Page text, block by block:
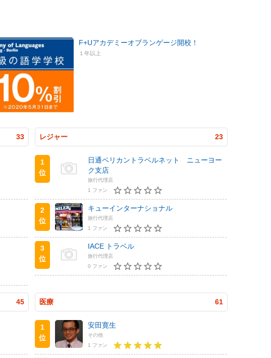
F+Uアカデミーオブランゲージ開校！
１年以上
33 レジャー 23
1
位
日通ペリカントラベルネット ニューヨー
ク支店
旅行代理店
1 ファン
2
位
キューインターナショナル
旅行代理店
1 ファン
3
位
IACE トラベル
旅行代理店
0 ファン
45 医療 61
1
位
安田寛生
その他
1 ファン